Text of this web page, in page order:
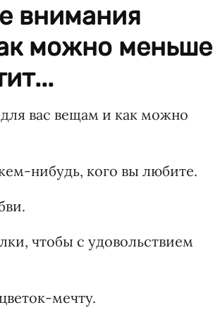
внимания
можно меньше
вас вещам и как можно
нибудь, кого вы любите.
чтобы с удовольствием
мечту.